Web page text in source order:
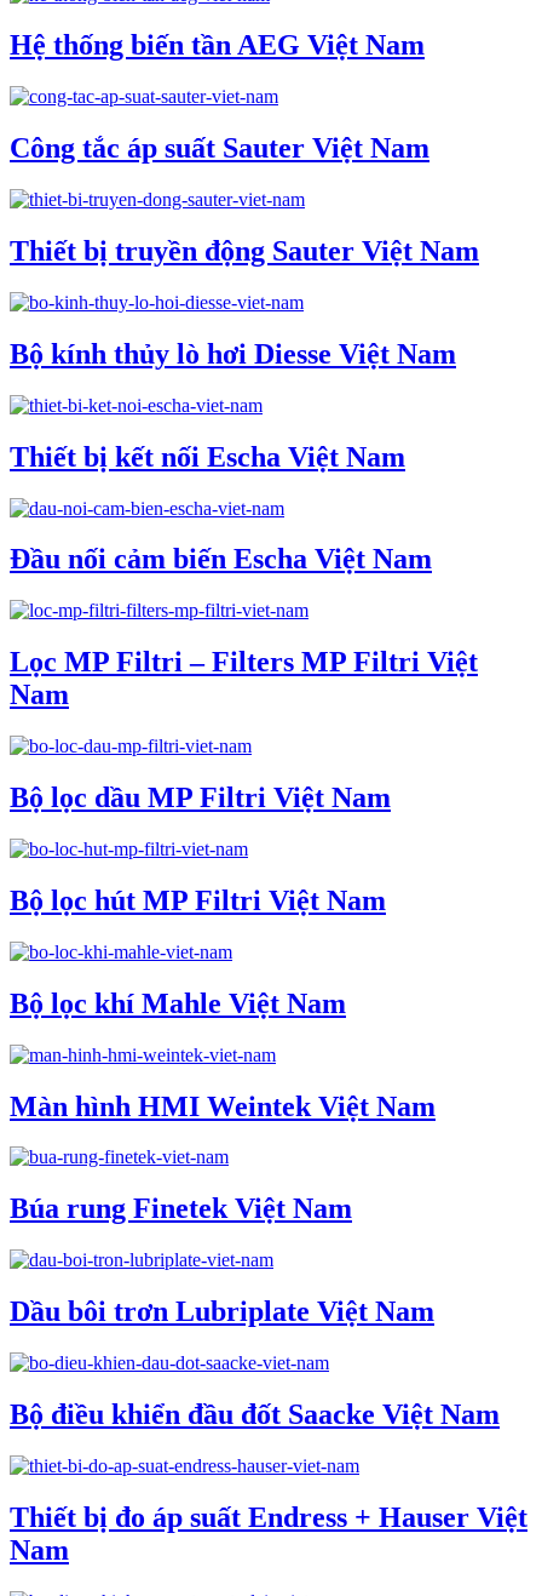
Hệ thống biến tần AEG Việt Nam
Công tắc áp suất Sauter Việt Nam
Thiết bị truyền động Sauter Việt Nam
Bộ kính thủy lò hơi Diesse Việt Nam
Thiết bị kết nối Escha Việt Nam
Đầu nối cảm biến Escha Việt Nam
Lọc MP Filtri – Filters MP Filtri Việt
Nam
Bộ lọc dầu MP Filtri Việt Nam
Bộ lọc hút MP Filtri Việt Nam
Bộ lọc khí Mahle Việt Nam
Màn hình HMI Weintek Việt Nam
Búa rung Finetek Việt Nam
Dầu bôi trơn Lubriplate Việt Nam
Bộ điều khiển đầu đốt Saacke Việt Nam
Thiết bị đo áp suất Endress + Hauser Việt
Nam